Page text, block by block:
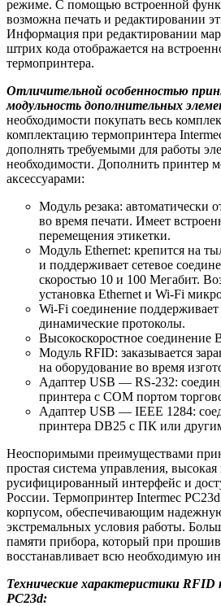
режиме. С помощью встроенной
возможна печать и редактировании
Информация при редактировании
штрих кода отображается на
термопринтера.
Отличительной особенностью
модульность дополнительных
необходимости покупать весь
комплектацию термопринтера
дополнять требуемыми для работы
необходимости. Дополнить принтер
аксессуарами:
Модуль резака: автоматически
во время печати. Имеет
перемещения этикетки.
Модуль Ethernet: крепится на
и поддерживает сетевое
скоростью 10 и 100 Мегабит.
установка Ethernet и Wi-Fi
Wi-Fi соединение поддерживает
динамические протоколы.
Высокоскоростное соединение
Модуль RFID: заказывается
на оборудование во время
Адаптер USB — RS-232:
принтера с COM портом
Адаптер USB — IEEE 1284:
принтера DB25 с ПК или
Неоспоримыми преимуществами
простая система управления,
русифицированный интерфейс и
России. Термопринтер Intermec
корпусом, обеспечивающим
экстремальных условия работы.
памяти прибора, который при
восстанавливает всю необходимую
Технические характеристики RFID
PC23d: